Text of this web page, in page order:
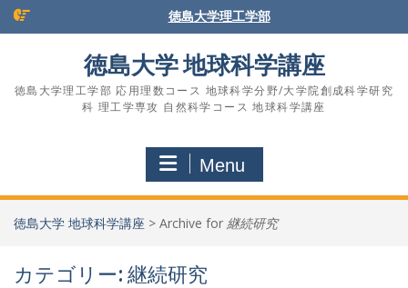
Skip
徳島大学理工学部
徳島大学 地球科学講座
徳島大学理工学部 応用理数コース 地球科学分野/大学院創成科学研究
科 理工学専攻 自然科学コース 地球科学講座
Menu
徳島大学 地球科学講座 > Archive for 継続研究
カテゴリー: 継続研究